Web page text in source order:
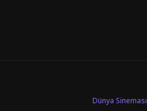
Dünya Sineması